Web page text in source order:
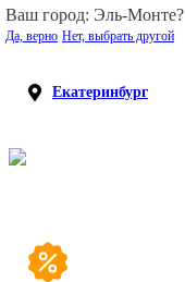
Екатеринбург
Ваш город: Эль-Монте?
Да, верно Нет, выбрать другой